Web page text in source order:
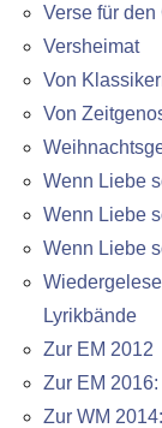
Verse für den
Versheimat
Von
Von
Wenn Liebe
Wenn Liebe
Wenn Liebe
Lyrikbände
Zur EM 2012
Zur EM
Zur WM